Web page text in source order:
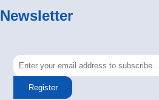
Newsletter
Register